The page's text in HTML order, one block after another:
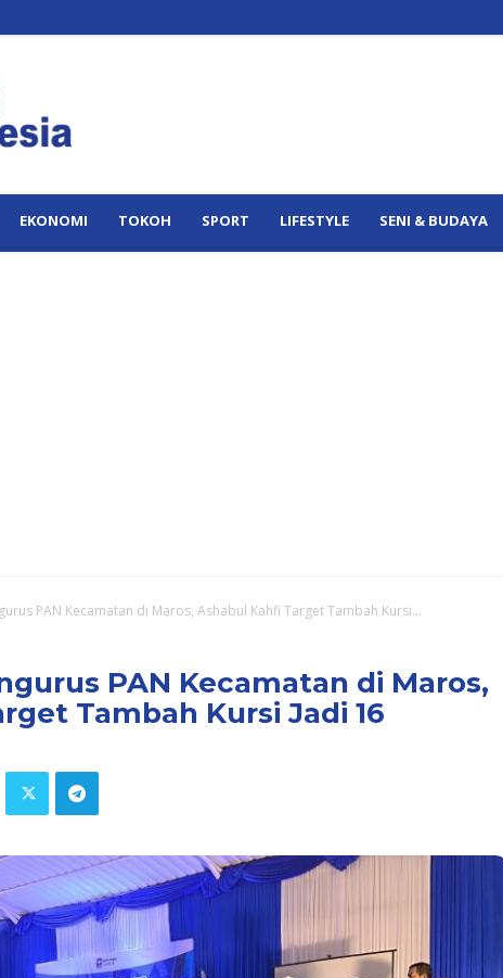
EKONOMI TOKOH SPORT LIFESTYLE SENI & BUDAYA
PAN Kecamatan di Maros, Ashabul Kahfi Target Tambah Kursi...
PAN Kecamatan di Maros,
Tambah Kursi Jadi 16